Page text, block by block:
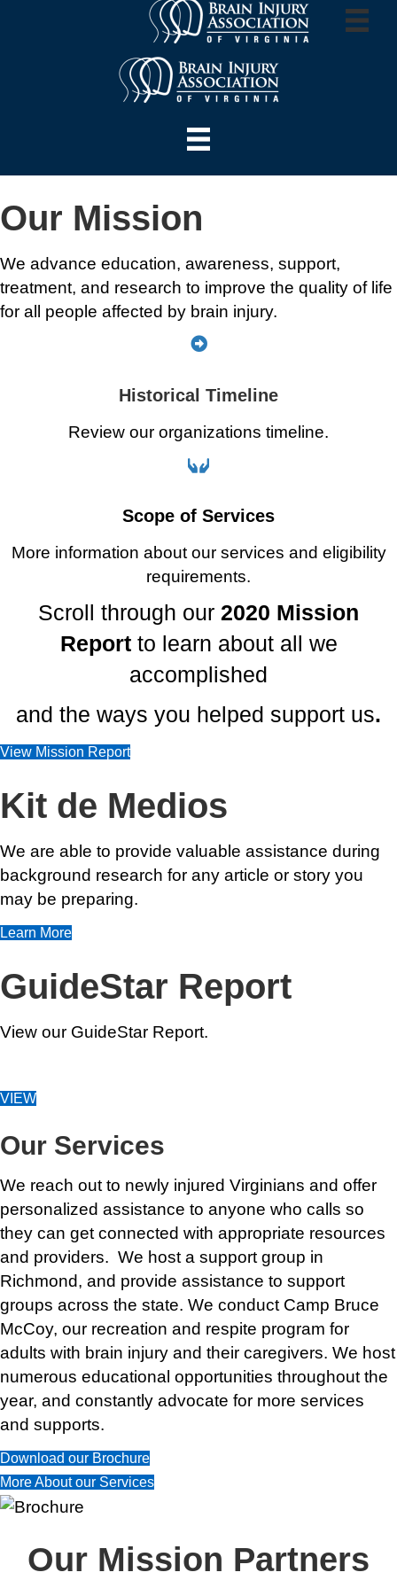
Our Mission
We advance education, awareness, support,
treatment, and research to improve the quality of life
for all people affected by brain injury.
Historical Timeline
Review our organizations timeline.
Scope of Services
More information about our services and eligibility
requirements.
Scroll through our 2020 Mission
Reportto learn about all we
accomplished
and the ways you helped support us.
View Mission Report
Kit de Medios
We are able to provide valuable assistance during
background research for any article or story you
may be preparing.
Learn More
GuideStar Report
View our GuideStar Report.
VIEW
Our Services
We reach out to newly injured Virginians and offer
personalized assistance to anyone who calls so
they can get connected with appropriate resources
and providers. We host a support group in
Richmond, and provide assistance to support
groups across the state. We conduct Camp Bruce
McCoy, our recreation and respite program for
adults with brain injury and their caregivers. We host
numerous educational opportunities throughout the
year, and constantly advocate for more services
and supports.
Download our Brochure
More About our Services
Our Mission Partners